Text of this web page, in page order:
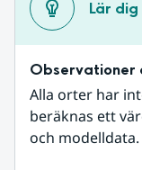
Lär dig
Observationer
Alla orter har
beräknas ett
och modelldata.